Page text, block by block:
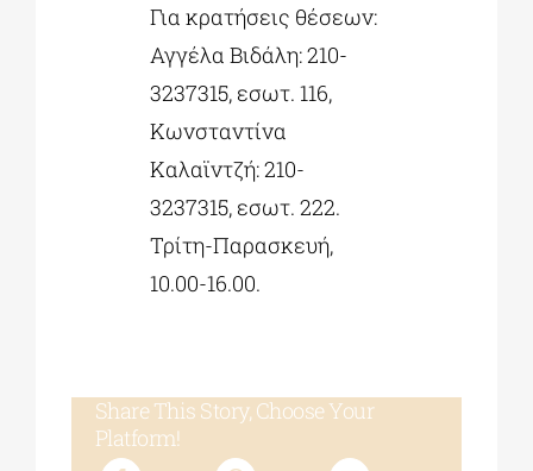
Για κρατήσεις θέσεων:
Αγγέλα Βιδάλη: 210-
3237315, εσωτ. 116,
Κωνσταντίνα
Καλαϊντζή: 210-
3237315, εσωτ. 222.
Τρίτη-Παρασκευή,
10.00-16.00.
Share This Story, Choose Your
Platform!